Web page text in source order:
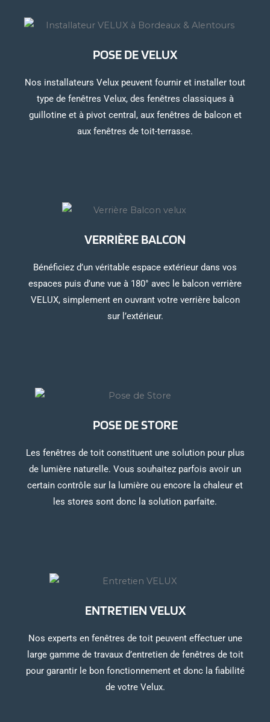
POSE DE VELUX
Nos installateurs Velux peuvent fournir et installer tout
type de fenêtres Velux, des fenêtres classiques à
guillotine et à pivot central, aux fenêtres de balcon et
aux fenêtres de toit-terrasse.
VERRIÈRE BALCON
Bénéficiez d’un véritable espace extérieur dans vos
espaces puis d’une vue à 180° avec le balcon verrière
VELUX, simplement en ouvrant votre verrière balcon
sur l’extérieur.
POSE DE STORE
Les fenêtres de toit constituent une solution pour plus
de lumière naturelle. Vous souhaitez parfois avoir un
certain contrôle sur la lumière ou encore la chaleur et
les stores sont donc la solution parfaite.
ENTRETIEN VELUX
Nos experts en fenêtres de toit peuvent effectuer une
large gamme de travaux d’entretien de fenêtres de toit
pour garantir le bon fonctionnement et donc la fiabilité
de votre Velux.